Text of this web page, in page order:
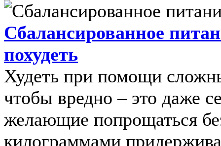
Сбалансированное
похудеть
Худеть при помощи
чтобы вредно – это даже
желающие попрощаться
килограммами